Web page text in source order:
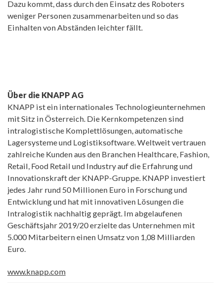
Dazu kommt, dass durch den Einsatz des Roboters
weniger Personen zusammenarbeiten und so das
Einhalten von Abständen leichter fällt.
Über die KNAPP AG
KNAPP ist ein internationales Technologieunternehmen
mit Sitz in Österreich. Die Kernkompetenzen sind
intralogistische Komplettlösungen, automatische
Lagersysteme und Logistiksoftware. Weltweit vertrauen
zahlreiche Kunden aus den Branchen Healthcare, Fashion,
Retail, Food Retail und Industry auf die Erfahrung und
Innovationskraft der KNAPP-Gruppe. KNAPP investiert
jedes Jahr rund 50 Millionen Euro in Forschung und
Entwicklung und hat mit innovativen Lösungen die
Intralogistik nachhaltig geprägt. Im abgelaufenen
Geschäftsjahr 2019/20 erzielte das Unternehmen mit
5.000 Mitarbeitern einen Umsatz von 1,08 Milliarden
Euro.
www.knapp.com